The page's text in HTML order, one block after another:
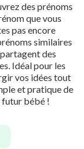
des prénoms
que vous
pas encore
similaires
des
Idéal pour les
vos idées tout
et pratique de
bébé !